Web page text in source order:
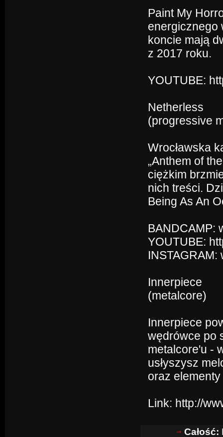
Paint My
energicznego
koncie mają
z 2017 roku.
YOUTUBE:
Netherless
(progressive
Wrocławska
„Anthem of
ciężkim
nich treści.
Being As An
BANDCAMP:
YOUTUBE:
Innerpiece
(metalcore)
Innerpiece
wędrówce po
metalcore'u -
usłyszysz
oraz elementy
Link: http://
Całość: